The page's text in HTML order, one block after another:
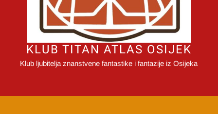
KLUB TITAN ATLAS OSIJEK
Klub ljubitelja znanstvene fantastike i fantazije iz Osijeka